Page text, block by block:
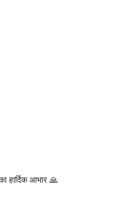
हार्दिक आभार 🙏